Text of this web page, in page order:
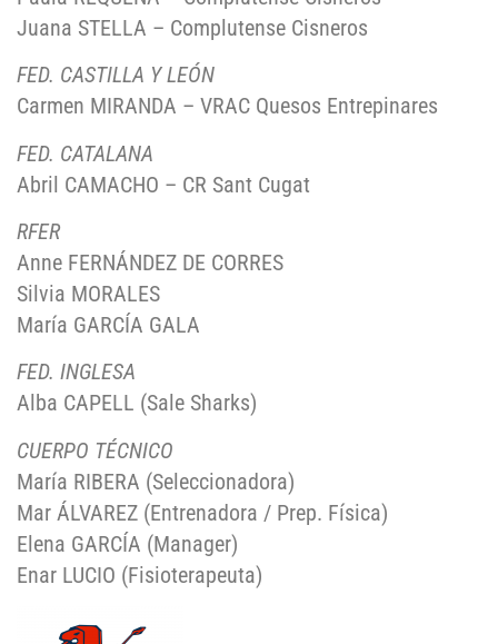
Juana STELLA – Complutense Cisneros
FED. CASTILLA Y LEÓN
Carmen MIRANDA – VRAC Quesos Entrepinares
FED. CATALANA
Abril CAMACHO – CR Sant Cugat
RFER
Anne FERNÁNDEZ DE CORRES
Silvia MORALES
María GARCÍA GALA
FED. INGLESA
Alba CAPELL (Sale Sharks)
CUERPO TÉCNICO
María RIBERA (Seleccionadora)
Mar ÁLVAREZ (Entrenadora / Prep. Física)
Elena GARCÍA (Manager)
Enar LUCIO (Fisioterapeuta)